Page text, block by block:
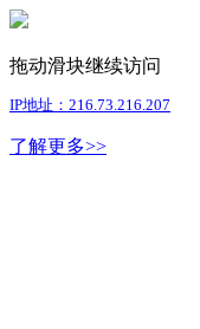
拖动滑块继续访问
IP地址：216.73.216.207
了解更多>>